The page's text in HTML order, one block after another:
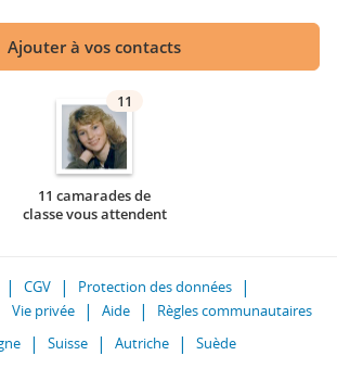
Ajouter à vos contacts
11
11 camarades de
classe vous attendent
CGV
Protection des données
Vie privée Aide
Règles communautaires
Suisse Autriche Suède